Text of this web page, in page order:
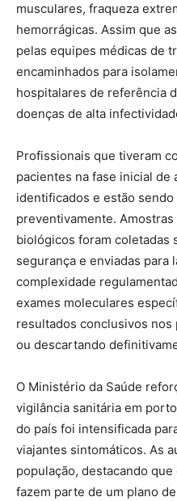
musculares, fraqueza
hemorrágicas. Assim que
pelas equipes médicas de
encaminhados para
hospitalares de referência
doenças de alta
Profissionais que tiveram
pacientes na fase inicial de
identificados e estão
preventivamente.
biológicos foram coletadas
segurança e enviadas para
complexidade
exames moleculares
resultados conclusivos
ou descartando
O Ministério da Saúde
vigilância sanitária em
do país foi intensificada
viajantes sintomáticos. As
população, destacando
fazem parte de um plano